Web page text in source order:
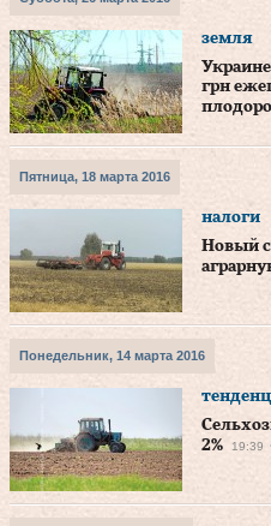
земля
грн
Пятница, 18 марта 2016
налоги
Новый
Понедельник, 14 марта 2016
2%
19:39